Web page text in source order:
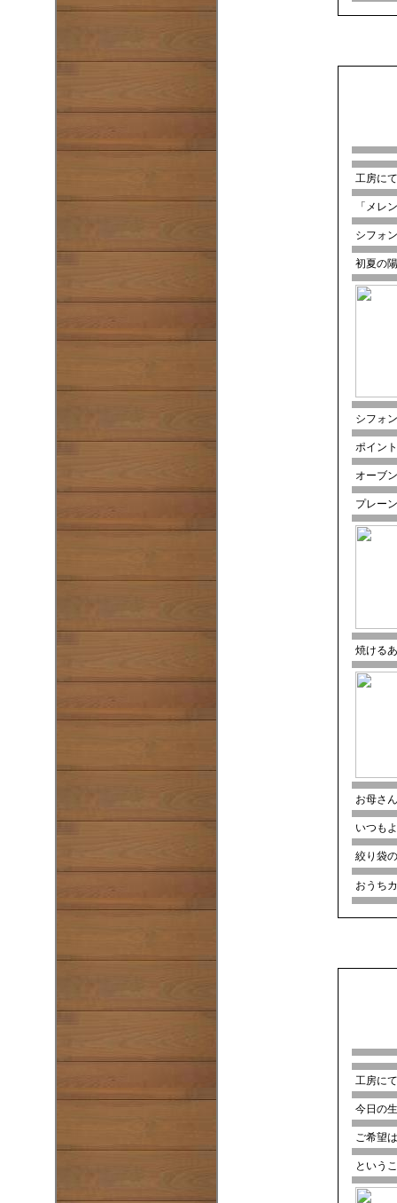
工房に
「メレ
シフォ
初夏の
シフォ
ポイン
オーブ
プレー
焼ける
お母さ
いつも
絞り袋
おうち
工房に
今日の
ご希望
という